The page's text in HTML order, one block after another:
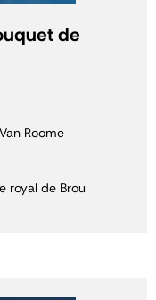
de
Roome
royal de Brou